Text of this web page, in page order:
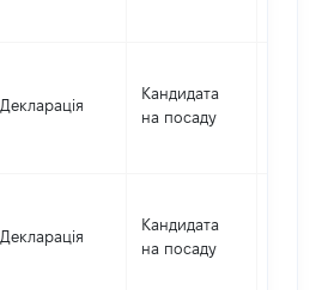
Декларація
Кандидата
на посаду
Декларація
Кандидата
на посаду